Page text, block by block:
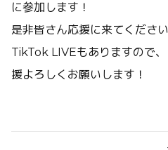
に参加します！
是非皆さん応援に来てくださ
TikTok LIVEもありますので
援よろしくお願いします！